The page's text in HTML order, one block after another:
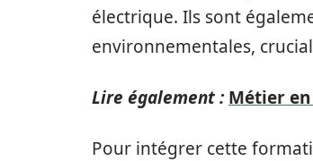
électrique. Ils sont
environnementales,
Lire également : Métier
Pour intégrer cette